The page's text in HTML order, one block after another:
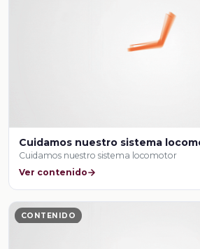
Cuidamos nuestro sistema
Cuidamos nuestro sistema locomotor
Ver contenido
CONTENIDO